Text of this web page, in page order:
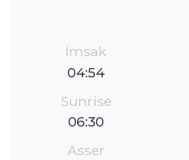
Imsak
04:54
Sunrise
06:30
Asser